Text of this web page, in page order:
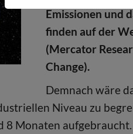
Emissionen und
finden auf der
(Mercator
Change).
Demnach wäre
Niveau zu
8 Monaten